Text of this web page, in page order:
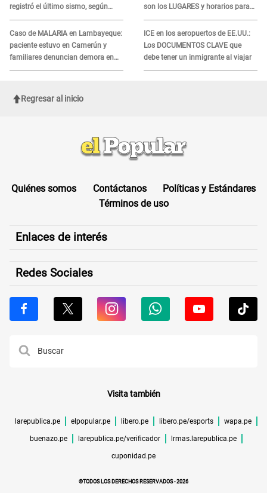
registró el último sismo, según
IGP?
Caso de MALARIA en Lambayeque:
paciente estuvo en Camerún y
familiares denuncian demora en
tratamiento
son los LUGARES y horarios para
recibir la ayuda
ICE en los aeropuertos de EE.UU.:
Los DOCUMENTOS CLAVE que
debe tener un inmigrante al viajar
Regresar al inicio
Quiénes somos Contáctanos
Políticas y Estándares
Términos de uso
Enlaces de interés
Redes Sociales
Visita también
larepublica.pe elpopular.pe libero.pe libero.pe/esports wapa.pe
buenazo.pe larepublica.pe/verificador lrmas.larepublica.pe
cuponidad.pe
©TODOS LOS DERECHOS RESERVADOS -2026